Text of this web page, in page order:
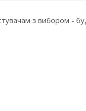
з вибором -